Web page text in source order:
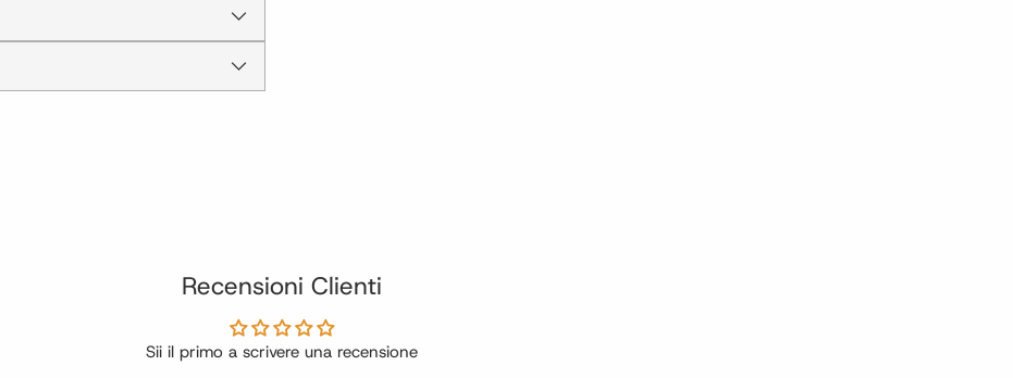
Recensioni Clienti
Sii il primo a scrivere una recensione